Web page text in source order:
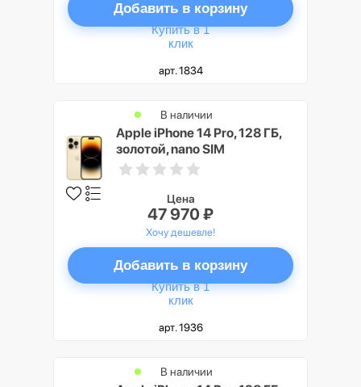
Добавить в корзину
Купить в 1
клик
арт. 1834
Apple iPhone 14 Pro, 128 ГБ,
золотой, nano SIM
В наличии
Цена
47 970 ₽
Хочу дешевле!
Добавить в корзину
Купить в 1
клик
арт. 1936
В наличии